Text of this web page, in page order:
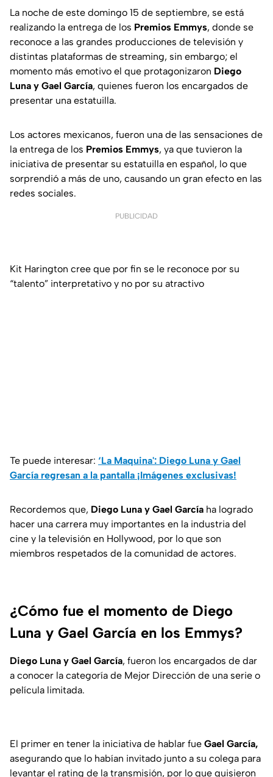
La noche de este domingo 15 de septiembre, se está
realizando la entrega de los Premios Emmys, donde se
reconoce a las grandes producciones de televisión y
distintas plataformas de streaming, sin embargo; el
momento más emotivo el que protagonizaron Diego
Luna y Gael García, quienes fueron los encargados de
presentar una estatuilla.
Los actores mexicanos, fueron una de las sensaciones de
la entrega de los Premios Emmys, ya que tuvieron la
iniciativa de presentar su estatuilla en español, lo que
sorprendió a más de uno, causando un gran efecto en las
redes sociales.
PUBLICIDAD
Kit Harington cree que por fin se le reconoce por su
“talento” interpretativo y no por su atractivo
Te puede interesar: ‘La Maquina': Diego Luna y Gael
García regresan a la pantalla ¡Imágenes exclusivas!
Recordemos que, Diego Luna y Gael García ha logrado
hacer una carrera muy importantes en la industria del
cine y la televisión en Hollywood, por lo que son
miembros respetados de la comunidad de actores.
¿Cómo fue el momento de Diego
Luna y Gael García en los Emmys?
Diego Luna y Gael García, fueron los encargados de dar
a conocer la categoría de Mejor Dirección de una serie o
película limitada.
El primer en tener la iniciativa de hablar fue Gael García,
asegurando que lo habían invitado junto a su colega para
levantar el rating de la transmisión, por lo que quisieron